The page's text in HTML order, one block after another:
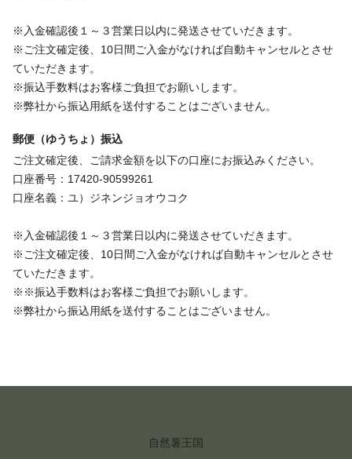
※入金確認後１～３営業日以内に発送させていだきます。
※ご注文確定後、10日間ご入金がなければ自動キャンセルとさせ
ていただきます。
※振込手数料はお客様ご負担でお願いします。
※弊社から振込用紙を送付することはございません。
郵便（ゆうちょ）振込
ご注文確定後、ご請求金額を以下の口座にお振込みください。
口座番号：17420-90599261
口座名義：ユ）ジネンジョオウコク
※入金確認後１～３営業日以内に発送させていだきます。
※ご注文確定後、10日間ご入金がなければ自動キャンセルとさせ
ていただきます。
※※振込手数料はお客様ご負担でお願いします。
※弊社から振込用紙を送付することはございません。
自然薯王国